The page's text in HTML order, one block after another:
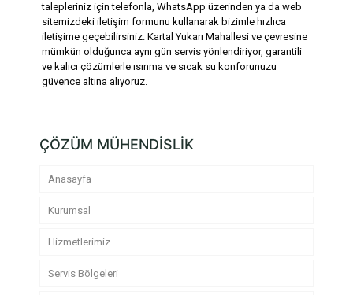
talepleriniz için telefonla, WhatsApp üzerinden ya da web
sitemizdeki iletişim formunu kullanarak bizimle hızlıca
iletişime geçebilirsiniz. Kartal Yukarı Mahallesi ve çevresine
mümkün olduğunca aynı gün servis yönlendiriyor, garantili
ve kalıcı çözümlerle ısınma ve sıcak su konforunuzu
güvence altına alıyoruz.
ÇÖZÜM MÜHENDİSLİK
Anasayfa
Kurumsal
Hizmetlerimiz
Servis Bölgeleri